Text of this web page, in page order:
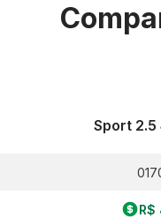
Sport 2.5
R$